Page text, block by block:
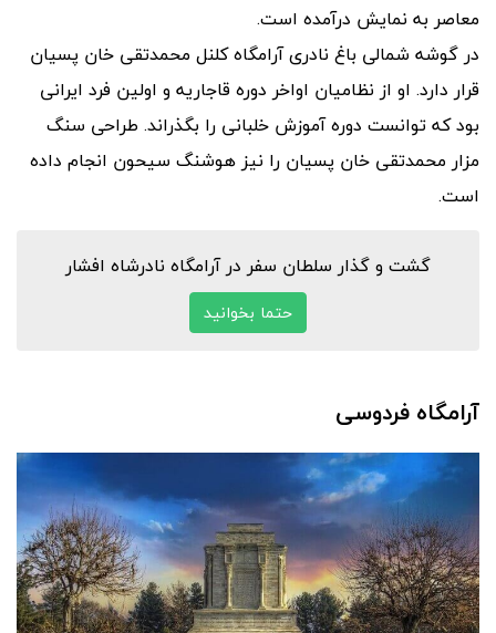
معاصر به نمایش در‌آمده است.
در گوشه شمالی باغ نادری آرامگاه کلنل محمدتقی خان پسیان
قرار دارد. او از نظامیان اواخر دوره قاجاریه و اولین فرد ایرانی
بود که توانست دوره آموزش خلبانی را بگذراند. طراحی سنگ
مزار محمدتقی خان پسیان را نیز هوشنگ سیحون انجام داده
است.
گشت و گذار سلطان سفر در آرامگاه نادرشاه افشار
حتما بخوانید
آرامگاه فردوسی